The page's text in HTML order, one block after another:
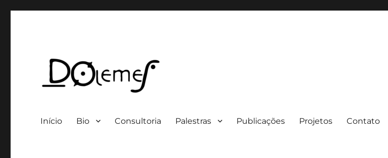
Início Bio Consultoria Palestras Publicações Projetos Contato